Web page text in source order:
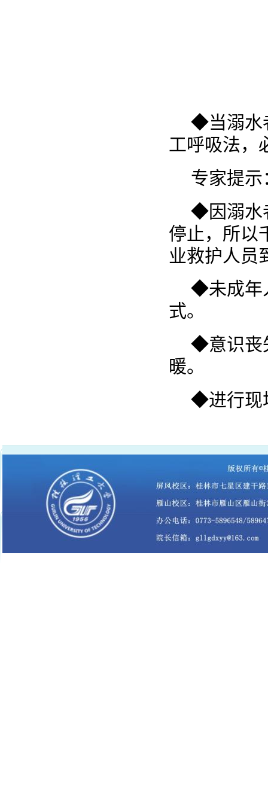
◆当溺水
工呼吸法，
专家提示
◆因溺水
停止，所以
业救护人员
◆未成年
式。
◆意识丧
暖。
◆进行现